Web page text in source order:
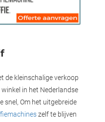
de kleinschalige verkoop
in het Nederlandse
snel, Om het uitgebreide
zelf te blijven